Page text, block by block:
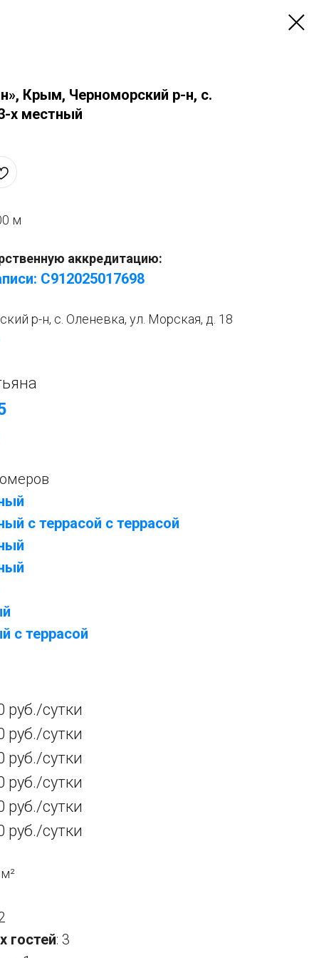
Крым, Черноморский р-н, с.
х местный
м
аккредитацию:
С912025017698
р-н, с. Оленевка, ул. Морская, д. 18
с террасой с террасой
с террасой
руб./сутки
руб./сутки
руб./сутки
руб./сутки
руб./сутки
руб./сутки
м²
гостей: 3